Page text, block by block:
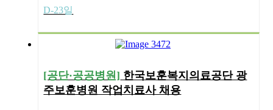
D-23일
[공단·공공병원] 한국보훈복지의료공단 광
주보훈병원 작업치료사 채용